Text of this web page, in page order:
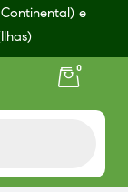
e
0